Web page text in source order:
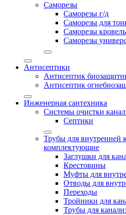
Саморезы
Саморезы г/д
Саморезы для
Саморезы
Саморезы
Антисептики
Антисептик
Антисептик
Инженерная сантехника
Системы очистки
Септики
Трубы для внутренней
комплектующие
Заглушки для
Крестовины
Муфты для
Отводы для
Переходы
Тройники для
Трубы для